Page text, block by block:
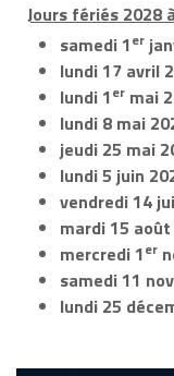
Jours fériés 2028
samedi 1er
lundi 17 avril
lundi 1er mai
lundi 8 mai
jeudi 25 mai
lundi 5 juin
vendredi 14
mardi 15
mercredi 1er
samedi 11
lundi 25